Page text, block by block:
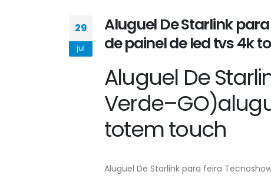
29
jul
Aluguel De Starlink
de painel de led tvs 4k
Aluguel De
totem touch
Aluguel De Starlink para feira